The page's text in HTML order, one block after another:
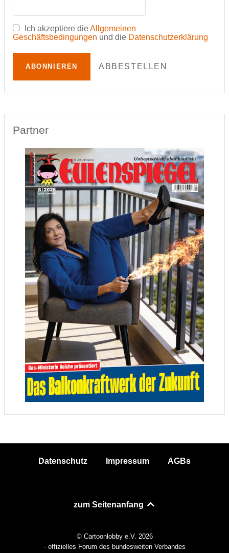
Ich akzeptiere dieAllgemeinen
Geschäftsbedingungen und die Datenschutzerklärung
ABONNIEREN ABBESTELLEN
Partner
Datenschutz Impressum AGBs
zum Seitenanfang
© Cartoonlobby e.V. 2026
- offizielles Forum des bundesweiten Verbandes